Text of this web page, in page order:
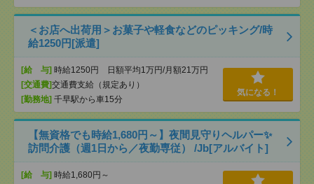
＜お店へ出荷用＞お菓子や軽食などのピッキング/時
給1250円[派遣]
[給 与] 時給1250円 日額平均1万円/月額21万円
[交通費]交通費支給（規定あり）
[勤務地] 千早駅から車15分
気になる！
【無資格でも時給1,680円～】夜間見守りヘルパー✨
訪問介護（週1日から／夜勤専従） /Jb[アルバイト]
[給 与] 時給1,680円～